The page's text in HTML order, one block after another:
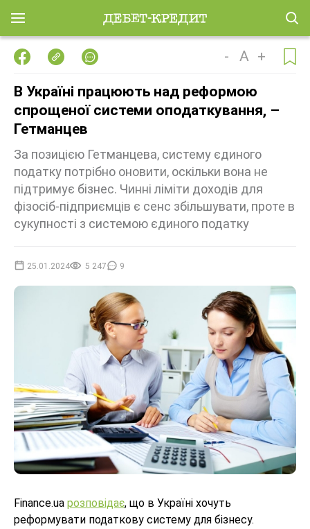
- A +
В Україні працюють над реформою
спрощеної системи оподаткування, –
Гетманцев
За позицією Гетманцева, систему єдиного
податку потрібно оновити, оскільки вона не
підтримує бізнес. Чинні ліміти доходів для
фізосіб-підприємців є сенс збільшувати, проте в
сукупності з системою єдиного податку
25.01.2024 5 247 9
Finance.ua розповідає, що в Україні хочуть
реформувати податкову систему для бізнесу.